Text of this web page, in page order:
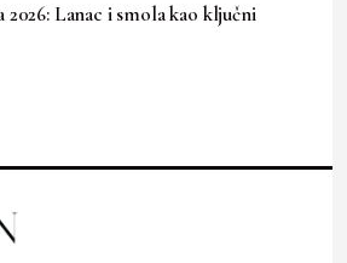
Lanac i smola kao ključni